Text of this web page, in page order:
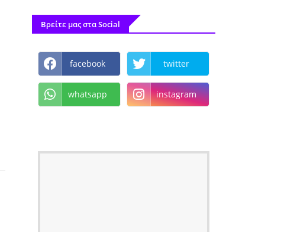
Βρείτε μας στα Social
facebook twitter
whatsapp instagram